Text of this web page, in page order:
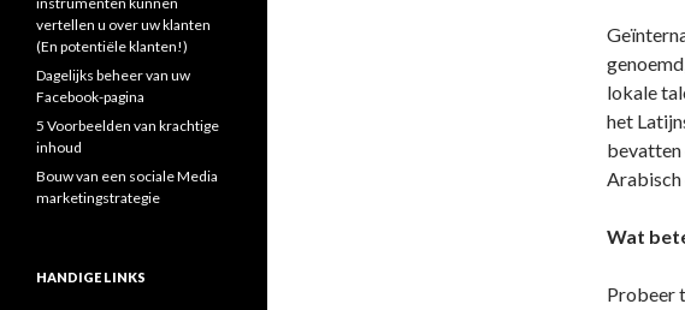
lokale
het
bevatten
Arabisch
Wat
Probeer
vertellen u over uw klanten
(En potentiële klanten!)
Dagelijks beheer van uw
Facebook-pagina
5 Voorbeelden van krachtige
inhoud
Bouw van een sociale Media
marketingstrategie
HANDIGE LINKS